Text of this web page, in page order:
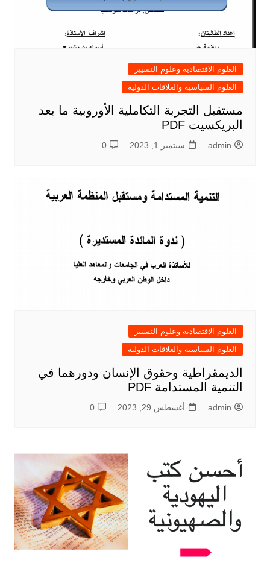
العلوم الاقتصادية وعلوم التسيير
العلوم السياسية والعلاقات الدولية
مستقبل التجربة التكاملية الأوروبية ما بعد
البريكسيت PDF
admin سبتمبر 1, 2023 0
العلوم الاقتصادية وعلوم التسيير
العلوم السياسية والعلاقات الدولية
الديمقراطية وحقوق الإنسان ودورهما في
التنمية المستدامة PDF
admin أغسطس 29, 2023 0